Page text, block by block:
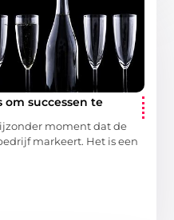
successen te
moment dat de
markeert. Het is een